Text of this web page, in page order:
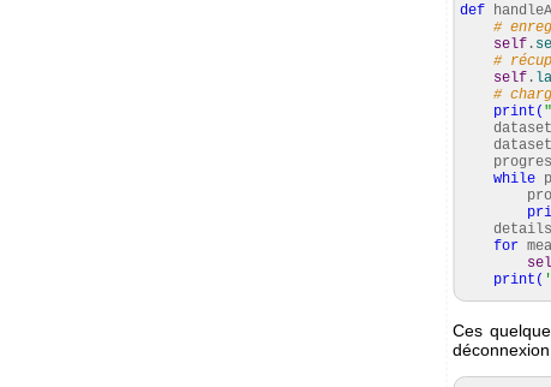
def
#
self .
#
self .
#
print (
dataset
while
details
for
print (
Ces